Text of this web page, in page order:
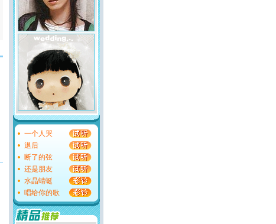
一个人哭
退后
断了的弦
还是朋友
水晶蜻蜓
唱给你的歌